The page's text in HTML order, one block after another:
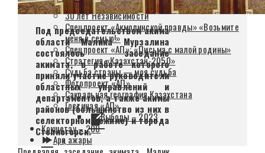
«Спецпроекты АП»
30 лет Независимости
Спецпроект «Акмолинской правды» «Возьмите
меня в семью!»
Спецпроект «АП»: «Письма с малой родины»
Стратегия «Казахстан-2050»
Судьба страны — моя судьба
Фотопроект «АП»
Сакральная география Казахстана
Гостиная «АП»
Выборы – 2023
Кокшетау – 200
Арқа ажары
Под председательством акима
области Малика Мурзалина
состоялось заседание
акимата, в работе которого
приняли участие руководители
областных управлений и
департаментов, а также акимы
районов (большинство из них в
селекторном режиме) и города
Степногорск.